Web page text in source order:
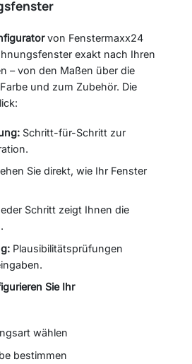
von Fenstermaxx24
exakt nach Ihren
– von den Maßen über die
und zum Zubehör. Die
Schritt-für-Schritt zur
Sie direkt, wie Ihr Fenster
Schritt zeigt Ihnen die
Plausibilitätsprüfungen
Sie Ihr
wählen
bestimmen